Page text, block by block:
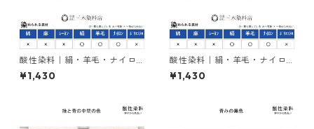
酸性染料｜絹・羊毛・ナイロ
ンを染める｜20g｜スミノー
ルミーリングオレンヂSG
¥1,430
酸性染料｜絹・羊毛・ナイロ
ンを染める｜20g｜アシッド
ミーリングサイアニンGR（紺
¥1,430